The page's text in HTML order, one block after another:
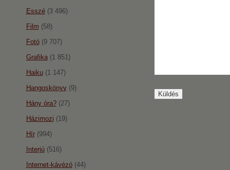
Esszé(3 496)
Film (58)
Fotó(9 707)
Grafika(1 851)
Haiku(1 147)
Hangoskönyv(9)
Hány óra?(27)
Házimozi (19)
Hír(994)
Interjú(516)
Internet-kávézó(44)